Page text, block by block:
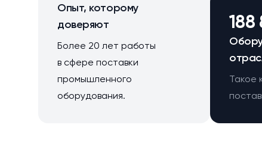
Опыт, которому
доверяют
Более 20 лет работы
в сфере поставки
промышленного
оборудования.
Такое